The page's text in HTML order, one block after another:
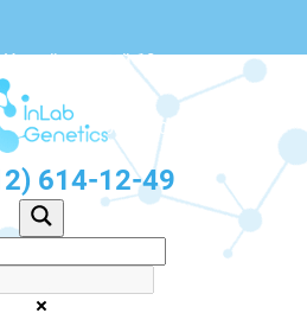
Измайловский 18
до 20:00
Пн-Пт с 10:00 до 20:00
614-12-49